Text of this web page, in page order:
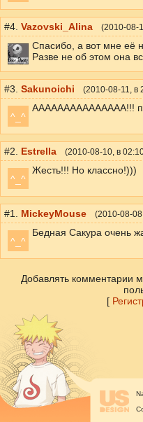
#4. Vazovski_Alina (2010-08-
Спасибо, а вот мне её
Разве не об этом она
#3. Sakunoichi (2010-08-11 ,
^_^
ААААААААААААААА!!!
#2. Estrella (2010-08-10 , в
^_^
Жесть!!! Но классно!)))
#1. MickeyMouse (2010-08-08
^_^
Бедная Сакура очень
Добавлять комментарии
[